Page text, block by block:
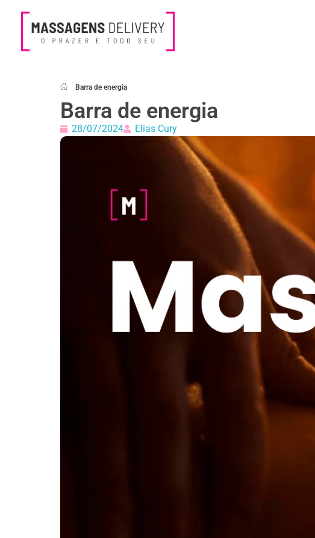
Barra de energia
Barra de energia
28/07/2024 Elias Cury